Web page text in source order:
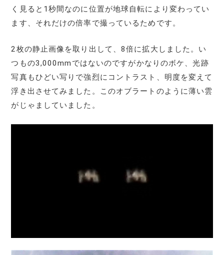
く見ると1秒間なのに位置が地球自転により変わってい
ます、それだけの倍率で撮っているためです。
2枚の静止画像を取り出して、8倍に拡大しました。い
つもの3,000mmではないのですがかなりのボケ、光跡
写真もひどい写りで強烈にコントラスト、明度を変えて
浮き出させてみました。このオブラートのように薄い雲
がじゃましていました。